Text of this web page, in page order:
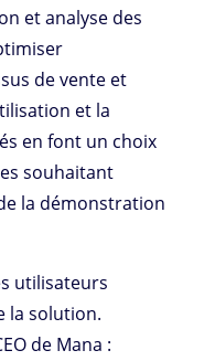
et analyse des
de vente et
et la
en font un choix
souhaitant
la démonstration
utilisateurs
la solution.
de Mana :